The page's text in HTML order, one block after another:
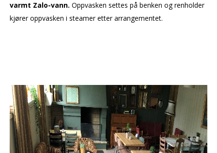
varmt Zalo-vann. Oppvasken settes på benken og renholder
kjører oppvasken i steamer etter arrangementet.